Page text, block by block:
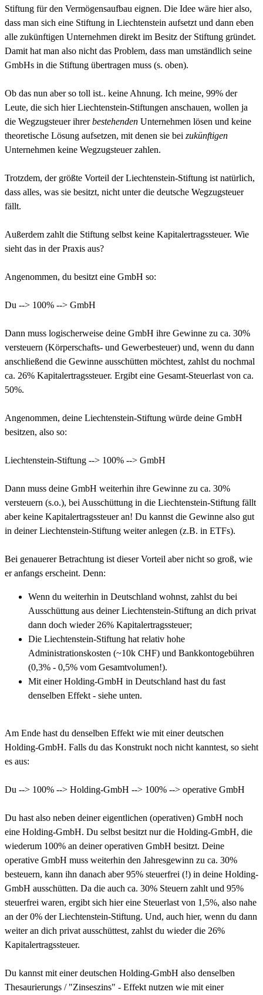
Stiftung für den Vermögensaufbau eignen. Die Idee wäre hier also,
dass man sich eine Stiftung in Liechtenstein aufsetzt und dann eben
alle zukünftigen Unternehmen direkt im Besitz der Stiftung gründet.
Damit hat man also nicht das Problem, dass man umständlich seine
GmbHs in die Stiftung übertragen muss (s. oben).
Ob das nun aber so toll ist.. keine Ahnung. Ich meine, 99% der
Leute, die sich hier Liechtenstein-Stiftungen anschauen, wollen ja
die Wegzugsteuer ihrerbestehenden Unternehmen lösen und keine
theoretische Lösung aufsetzen, mit denen sie bei zukünftigen
Unternehmen keine Wegzugsteuer zahlen.
Trotzdem, der größte Vorteil der Liechtenstein-Stiftung ist natürlich,
dass alles, was sie besitzt, nicht unter die deutsche Wegzugsteuer
fällt.
Außerdem zahlt die Stiftung selbst keine Kapitalertragssteuer. Wie
sieht das in der Praxis aus?
Angenommen, du besitzt eine GmbH so:
Du --> 100% --> GmbH
Dann muss logischerweise deine GmbH ihre Gewinne zu ca. 30%
versteuern (Körperschafts- und Gewerbesteuer) und, wenn du dann
anschließend die Gewinne ausschütten möchtest, zahlst du nochmal
ca. 26% Kapitalertragssteuer. Ergibt eine Gesamt-Steuerlast von ca.
50%.
Angenommen, deine Liechtenstein-Stiftung würde deine GmbH
besitzen, also so:
Liechtenstein-Stiftung --> 100% --> GmbH
Dann muss deine GmbH weiterhin ihre Gewinne zu ca. 30%
versteuern (s.o.), bei Ausschüttung in die Liechtenstein-Stiftung fällt
aber keine Kapitalertragssteuer an! Du kannst die Gewinne also gut
in deiner Liechtenstein-Stiftung weiter anlegen (z.B. in ETFs).
Bei genauerer Betrachtung ist dieser Vorteil aber nicht so groß, wie
er anfangs erscheint. Denn:
Wenn du weiterhin in Deutschland wohnst, zahlst du bei
Ausschüttung aus deiner Liechtenstein-Stiftung an dich privat
dann doch wieder 26% Kapitalertragssteuer;
Die Liechtenstein-Stiftung hat relativ hohe
Administrationskosten (~10k CHF) und Bankkontogebühren
(0,3% - 0,5% vom Gesamtvolumen!).
Mit einer Holding-GmbH in Deutschland hast du fast
denselben Effekt - siehe unten.
Am Ende hast du denselben Effekt wie mit einer deutschen
Holding-GmbH. Falls du das Konstrukt noch nicht kanntest, so sieht
es aus:
Du --> 100% --> Holding-GmbH --> 100% --> operative GmbH
Du hast also neben deiner eigentlichen (operativen) GmbH noch
eine Holding-GmbH. Du selbst besitzt nur die Holding-GmbH, die
wiederum 100% an deiner operativen GmbH besitzt. Deine
operative GmbH muss weiterhin den Jahresgewinn zu ca. 30%
besteuern, kann ihn danach aber 95% steuerfrei (!) in deine Holding-
GmbH ausschütten. Da die auch ca. 30% Steuern zahlt und 95%
steuerfrei waren, ergibt sich hier eine Steuerlast von 1,5%, also nahe
an der 0% der Liechtenstein-Stiftung. Und, auch hier, wenn du dann
weiter an dich privat ausschüttest, zahlst du wieder die 26%
Kapitalertragssteuer.
Du kannst mit einer deutschen Holding-GmbH also denselben
Thesaurierungs / "Zinseszins" - Effekt nutzen wie mit einer